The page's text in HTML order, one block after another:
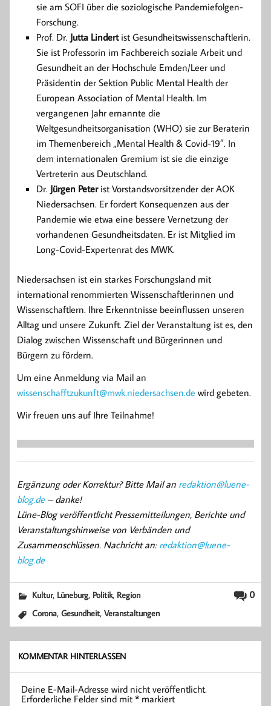
sie am SOFI über die soziologische Pandemiefolgen-
Forschung.
Prof. Dr. Jutta Lindertist Gesundheitswissenschaftlerin.
Sie ist Professorin im Fachbereich soziale Arbeit und
Gesundheit an der Hochschule Emden/Leer und
Präsidentin der Sektion Public Mental Health der
European Association of Mental Health. Im
vergangenen Jahr ernannte die
Weltgesundheitsorganisation (WHO) sie zur Beraterin
im Themenbereich „Mental Health & Covid-19″. In
dem internationalen Gremium ist sie die einzige
Vertreterin aus Deutschland.
Dr. Jürgen Peterist Vorstandsvorsitzender der AOK
Niedersachsen. Er fordert Konsequenzen aus der
Pandemie wie etwa eine bessere Vernetzung der
vorhandenen Gesundheitsdaten. Er ist Mitglied im
Long-Covid-Expertenrat des MWK.
Niedersachsen ist ein starkes Forschungsland mit
international renommierten Wissenschaftlerinnen und
Wissenschaftlern. Ihre Erkenntnisse beeinflussen unseren
Alltag und unsere Zukunft. Ziel der Veranstaltung ist es, den
Dialog zwischen Wissenschaft und Bürgerinnen und
Bürgern zu fördern.
Um eine Anmeldung via Mail an
wissenschafftzukunft@mwk.niedersachsen.de wird gebeten.
Wir freuen uns auf Ihre Teilnahme!
Ergänzung oder Korrektur? Bitte Mail an redaktion@luene-
blog.de– danke!
Lüne-Blog veröffentlicht Pressemitteilungen, Berichte und
Veranstaltungshinweise von Verbänden und
Zusammenschlüssen. Nachricht an: redaktion@luene-
blog.de
0
Kultur, Lüneburg, Politik, Region
Corona,Gesundheit,Veranstaltungen
KOMMENTAR HINTERLASSEN
Deine E-Mail-Adresse wird nicht veröffentlicht.
Erforderliche Felder sind mit* markiert